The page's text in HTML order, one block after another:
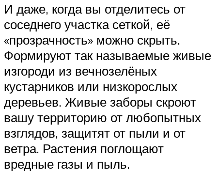
И даже, когда вы отделитесь от
соседнего участка сеткой, её
«прозрачность» можно скрыть.
Формируют так называемые живые
изгороди из вечнозелёных
кустарников или низкорослых
деревьев. Живые заборы скроют
вашу территорию от любопытных
взглядов, защитят от пыли и от
ветра. Растения поглощают
вредные газы и пыль.